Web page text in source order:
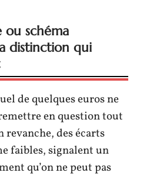
ou schéma
distinction qui
de quelques euros ne
en question tout
des écarts
faibles, signalent un
qu’on ne peut pas